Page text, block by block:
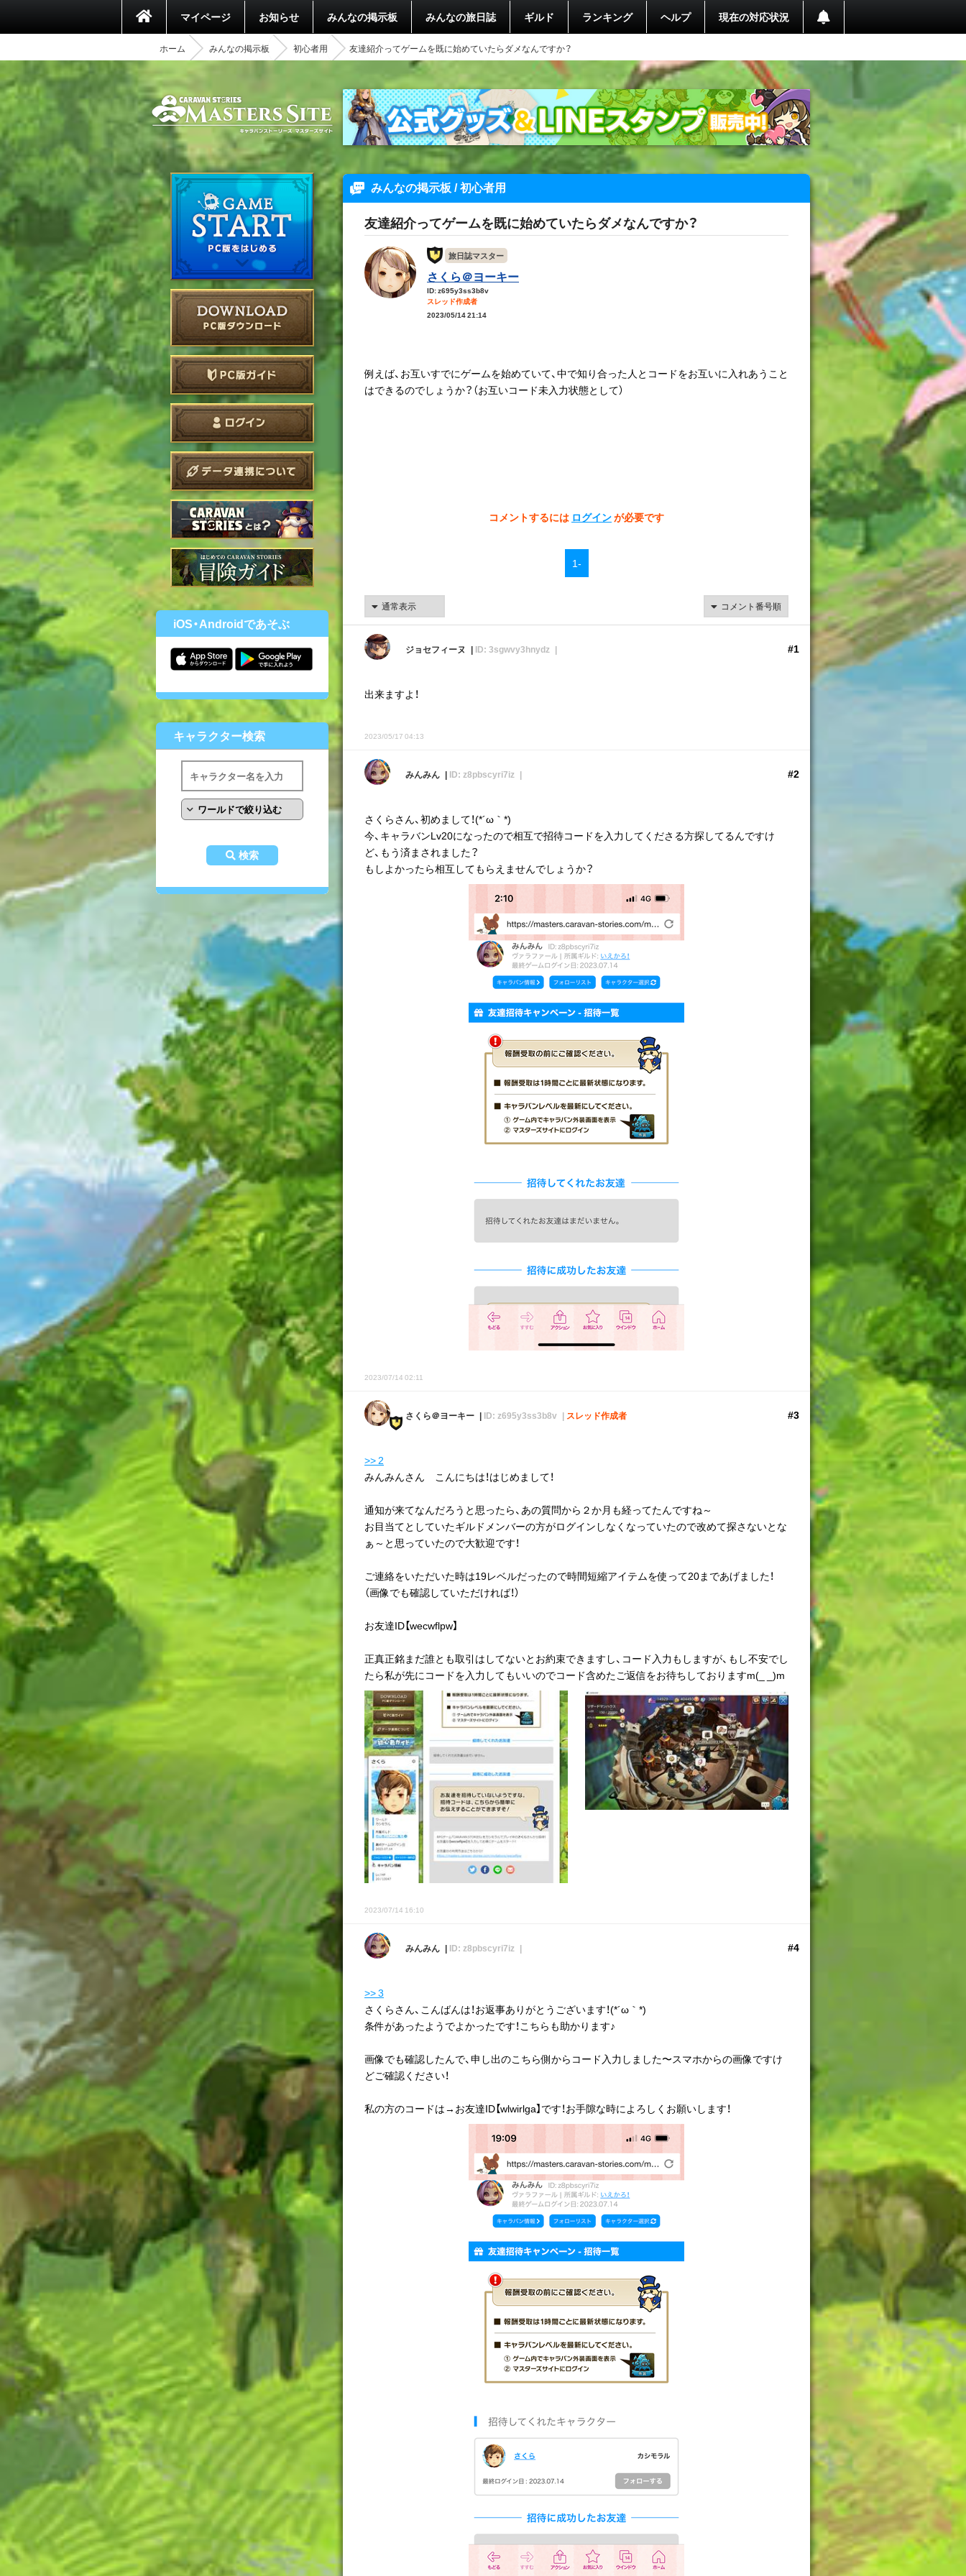
マイページ お知らせ みんなの掲示板 みんなの旅日誌 ギルド ランキング ヘルプ 現在の対応状況
ホーム みんなの掲示板 初心者用 友達紹介ってゲームを既に始めていたらダメなんですか？
iOS・Androidであそぶ
キャラクター検索
検索
みんなの掲示板 / 初心者用
友達紹介ってゲームを既に始めていたらダメなんですか？
旅日誌マスター
さくら＠ヨーキー
ID: z695y3ss3b8v
スレッド作成者
2023/05/14 21:14
例えば、お互いすでにゲームを始めていて、中で知り合った人とコードをお互いに入れあうこと
はできるのでしょうか？（お互いコード未入力状態として）
コメントするには ログインが必要です
1-
ジョセフィーヌ ID: 3sgwvy3hnydz #1
出来ますよ！
2023/05/17 04:13
みんみん ID: z8pbscyri7iz #2
さくらさん、初めまして！(*´ω｀*)
今、キャラバンLv20になったので相互で招待コードを入力してくださる方探してるんですけ
ど、もう済まされました？
もしよかったら相互してもらえませんでしょうか？
2023/07/14 02:11
さくら＠ヨーキー ID: z695y3ss3b8v スレッド作成者 #3
>> 2
みんみんさん こんにちは！はじめまして！
通知が来てなんだろうと思ったら、あの質問から２か月も経ってたんですね～
お目当てとしていたギルドメンバーの方がログインしなくなっていたので改めて探さないとな
ぁ～と思っていたので大歓迎です！
ご連絡をいただいた時は19レベルだったので時間短縮アイテムを使って20まであげました！
（画像でも確認していただければ！）
お友達ID【wecwflpw】
正真正銘まだ誰とも取引はしてないとお約束できますし、コード入力もしますが、もし不安でし
たら私が先にコードを入力してもいいのでコード含めたご返信をお待ちしておりますm(_ _)m
2023/07/14 16:10
みんみん ID: z8pbscyri7iz #4
>> 3
さくらさん、こんばんは！お返事ありがとうございます！(*´ω｀*)
条件があったようでよかったです！こちらも助かります♪
画像でも確認したんで、申し出のこちら側からコード入力しました〜スマホからの画像ですけ
どご確認ください！
私の方のコードは→お友達ID【wlwirlga】です！お手隙な時によろしくお願いします！